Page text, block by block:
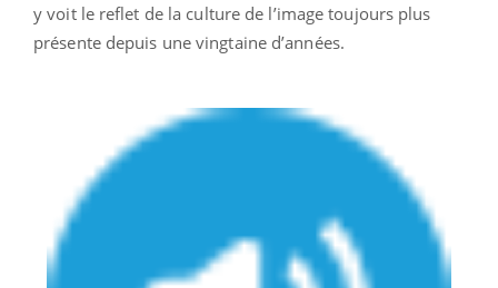
y voit le reflet de la culture de l’image toujours plus
présente depuis une vingtaine d’années.